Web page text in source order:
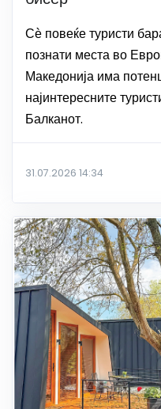
Сѐ повеќе туристи
познати места во
Македонија има
најинтересните
Балканот.
31.07.2026 14:34